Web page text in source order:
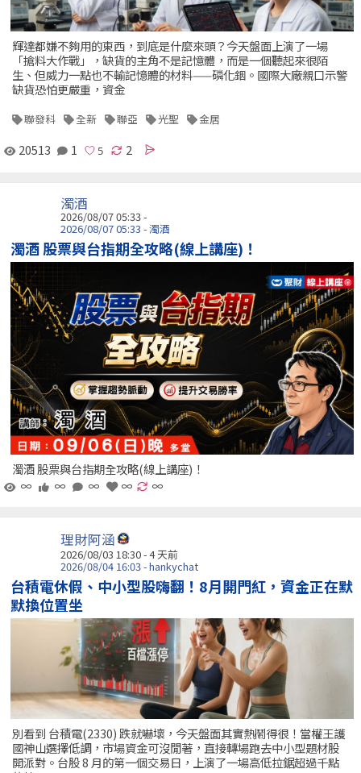
輝達都嫌不夠用的東西，到底是什麼來頭？今天盤面上演了一場
「搶料大作戰」，缺貨的主角不是記憶體，而是一個聽起來很陌
生、但威力一點也不輸記憶體的材料——磷化銦。國際大廠親口示警
缺貨恐怕更嚴重，資金
聯發科 全新 聯亞 光聖 金居
20513 1 2
濁酒
2026/08/07 05:33 -
2026/08/07 05:33 - 濁酒
濁酒 股票與台指期全攻略(線上講座)！
濁酒 股票與台指期全攻略(線上講座)！
∞
∞ ∞ ∞ ∞
理財阿涵
2026/08/03 18:30 - 4 天前
2026/08/04 16:03 - hankychat
台積電休假、中小型股嗨翻！8月開門紅，資金正在默
默換位置坐
別看到 台積電(2330) 跌就嚇壞，今天盤面其實熱鬧得很！當權王護
國神山選擇低調，市場資金可沒閒著，直接轉場跑去中小型題材股
開派對。台股 8 月的第一個交易日，上演了一場高低拉鋸超過千點